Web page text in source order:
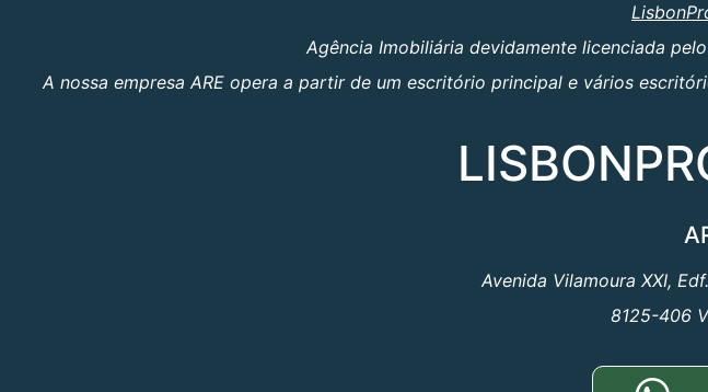
Agência Imobiliária devidamente licenciada
A nossa empresa ARE opera a partir de um escritório principal e vários
Avenida Vilamoura XXI,
8125-406